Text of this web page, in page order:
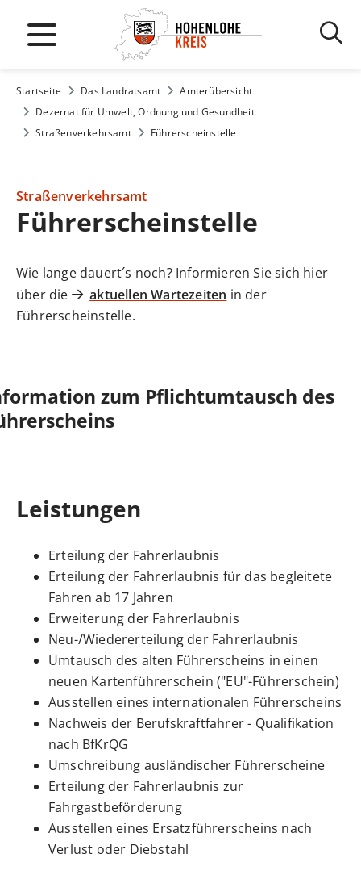
Startseite Das Landratsamt
Ämterübersicht
Dezernat für Umwelt, Ordnung und Gesundheit
Straßenverkehrsamt
Führerscheinstelle
Straßenverkehrsamt
Führerscheinstelle
Wie lange dauert´s noch? Informieren Sie sich hier
über die
aktuellen Wartezeiten in der
Führerscheinstelle.
zum Pflichtumtausch des
Leistungen
Erteilung der Fahrerlaubnis
Erteilung der Fahrerlaubnis für das begleitete
Fahren ab 17 Jahren
Erweiterung der Fahrerlaubnis
Neu-/Wiedererteilung der Fahrerlaubnis
Umtausch des alten Führerscheins in einen
neuen Kartenführerschein ("EU"-Führerschein)
Ausstellen eines internationalen Führerscheins
Nachweis der Berufskraftfahrer - Qualifikation
nach BfKrQG
Umschreibung ausländischer Führerscheine
Erteilung der Fahrerlaubnis zur
Fahrgastbeförderung
Ausstellen eines Ersatzführerscheins nach
Verlust oder Diebstahl